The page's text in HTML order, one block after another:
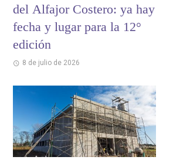
del Alfajor Costero: ya hay
fecha y lugar para la 12°
edición
8 de julio de 2026